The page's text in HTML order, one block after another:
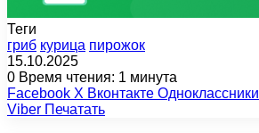
Теги
гриб курица пирожок
15.10.2025
0 Время чтения: 1 минута
Facebook X Вконтакте Одноклассники
Viber Печатать